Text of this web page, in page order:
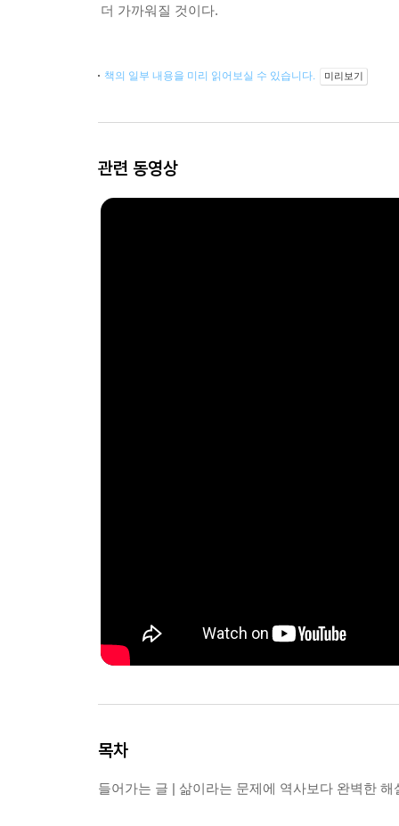
더 가까워질 것이다.
책의 일부 내용을 미리 읽어보실 수 있습니다. 미리보기
관련 동영상
목차
들어가는 글 | 삶이라는 문제에 역사보다 완벽한 해